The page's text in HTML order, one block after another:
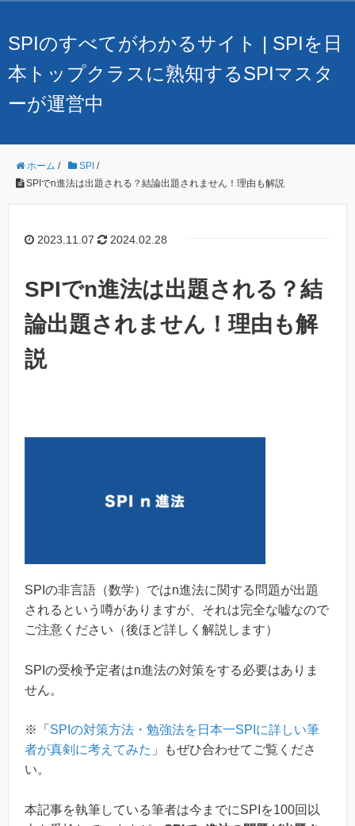
SPIのすべてがわかるサイト | SPIを日
本トップクラスに熟知するSPIマスタ
ーが運営中
ホーム / SPI /
SPIでn進法は出題される？結論出題されません！理由も解説
2023.11.07 2024.02.28
SPIでn進法は出題される？結
論出題されません！理由も解
説
SPIの非言語（数学）ではn進法に関する問題が出題
されるという噂がありますが、それは完全な嘘なので
ご注意ください（後ほど詳しく解説します）
SPIの受検予定者はn進法の対策をする必要はありま
せん。
※「 SPIの対策方法・勉強法を日本一SPIに詳しい筆
者が真剣に考えてみた 」もぜひ合わせてご覧くださ
い。
本記事を執筆している筆者は今までにSPIを100回以